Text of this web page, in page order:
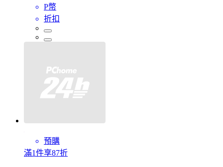
P幣
折扣
預購
滿1件享87折